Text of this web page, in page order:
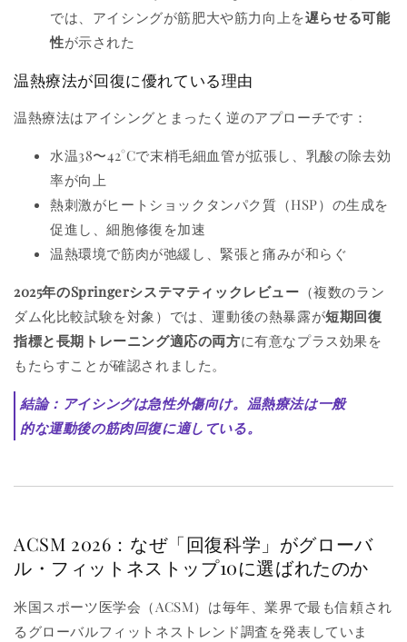
では、アイシングが筋肥大や筋力向上を遅らせる可能
性が示された
温熱療法が回復に優れている理由
温熱療法はアイシングとまったく逆のアプローチです：
水温38〜42°Cで末梢毛細血管が拡張し、乳酸の除去効
率が向上
熱刺激がヒートショックタンパク質（HSP）の生成を
促進し、細胞修復を加速
温熱環境で筋肉が弛緩し、緊張と痛みが和らぐ
2025年のSpringerシステマティックレビュー （複数のラン
ダム化比較試験を対象）では、運動後の熱暴露が短期回復
指標と長期トレーニング適応の両方に有意なプラス効果を
もたらすことが確認されました。
結論：アイシングは急性外傷向け。温熱療法は一般
的な運動後の筋肉回復に適している。
ACSM 2026：なぜ「回復科学」がグローバ
ル・フィットネストップ10に選ばれたのか
米国スポーツ医学会（ACSM）は毎年、業界で最も信頼され
るグローバルフィットネストレンド調査を発表していま